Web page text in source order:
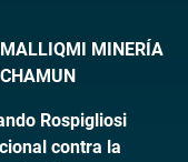
MINERÍA
Rospigliosi
contra la